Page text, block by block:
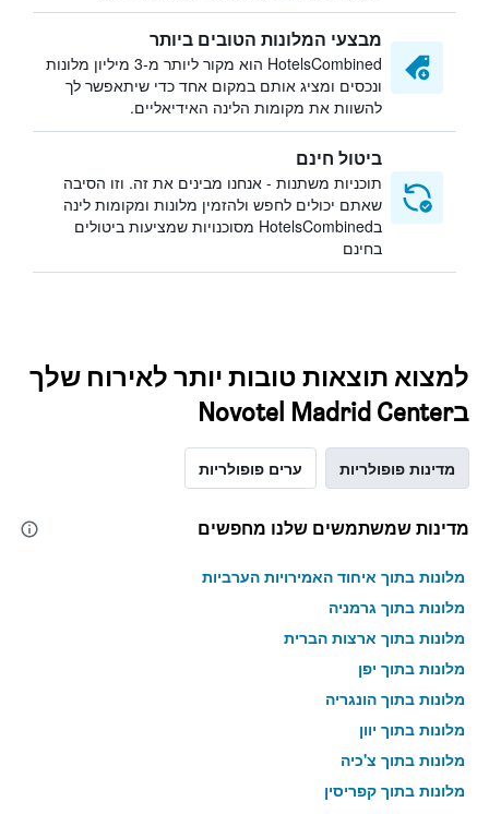
מבצעי המלונות הטובים ביותר
HotelsCombined הוא מקור ליותר מ-3 מיליון מלונות
ונכסים ומציג אותם במקום אחד כדי שיתאפשר לך
להשוות את מקומות הלינה האידיאליים.
ביטול חינם
תוכניות משתנות - אנחנו מבינים את זה. וזו הסיבה
שאתם יכולים לחפש ולהזמין מלונות ומקומות לינה
בHotelsCombined מסוכנויות שמציעות ביטולים
בחינם
למצוא תוצאות טובות יותר לאירוח שלך
בNovotel Madrid Center
מדינות פופולריות ערים פופולריות
מדינות שמשתמשים שלנו מחפשים
מלונות בתוך איחוד האמירויות הערביות
מלונות בתוך גרמניה
מלונות בתוך ארצות הברית
מלונות בתוך יפן
מלונות בתוך הונגריה
מלונות בתוך יוון
מלונות בתוך צ'כיה
מלונות בתוך קפריסין